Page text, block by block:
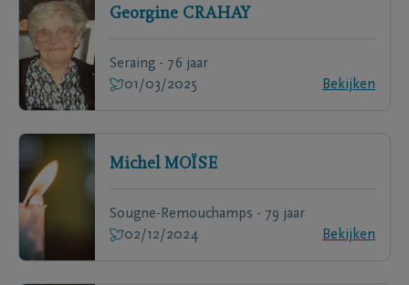
Georgine CRAHAY
Seraing - 76 jaar
01/03/2025
Bekijken
Michel MOÏSE
Sougne-Remouchamps - 79 jaar
02/12/2024
Bekijken